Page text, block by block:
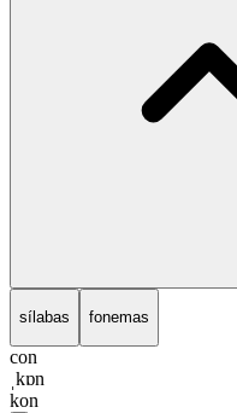
sílabas fonemas
con
ˌkɒn
kon